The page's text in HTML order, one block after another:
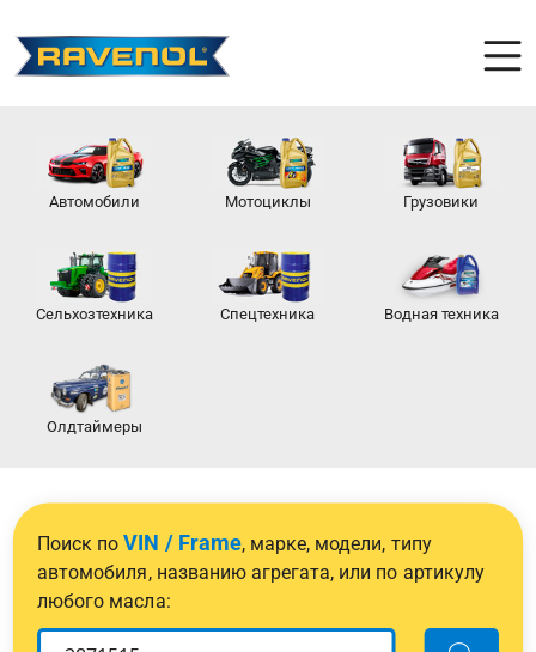
Автомобили Мотоциклы Грузовики
Сельхозтехника Спецтехника Водная техника
Олдтаймеры
Поиск поVIN / Frame, марке, модели, типу
автомобиля, названию агрегата, или по артикулу
любого масла: